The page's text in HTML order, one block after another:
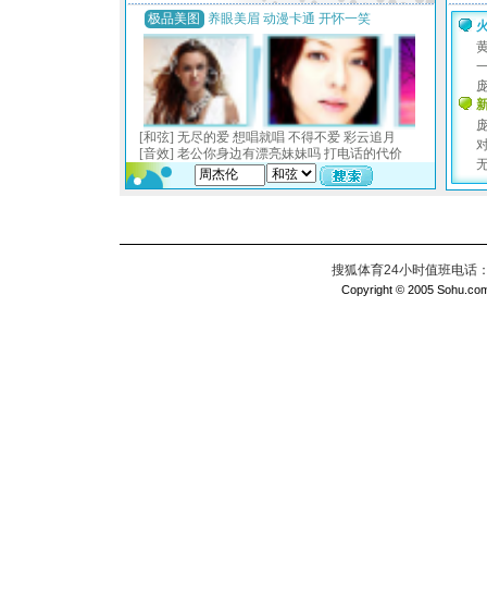
搜狐体育24小时值班电话
Copyright © 2005